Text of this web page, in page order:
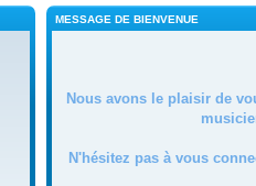
MESSAGE DE BIENVENUE
Nous avons le plaisir de
N'hésitez pas à vous